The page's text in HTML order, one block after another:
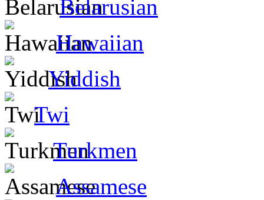
Belarusian
Hawaiian
Yiddish
Twi
Turkmen
Assamese